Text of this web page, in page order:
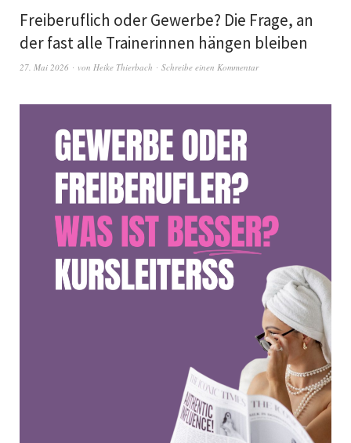
Freiberuflich oder Gewerbe? Die Frage, an
der fast alle Trainerinnen hängen bleiben
27. Mai 2026 von Heike Thierbach Schreibe einen Kommentar